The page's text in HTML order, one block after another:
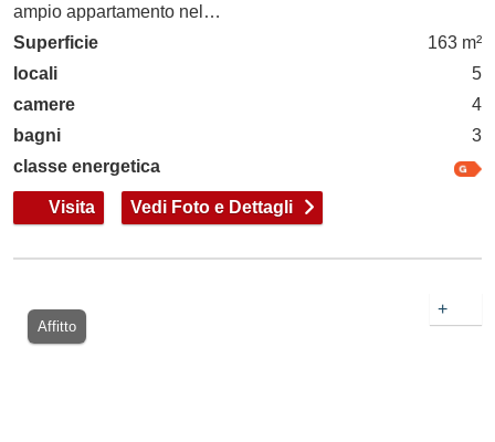
ampio appartamento nel…
Superficie
163 m²
locali
5
camere
4
bagni
3
classe energetica
Visita Vedi Foto e Dettagli
Affitto
+